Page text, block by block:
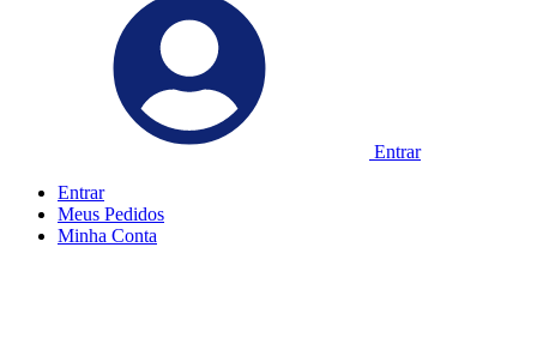
Entrar
Entrar
Meus Pedidos
Minha Conta